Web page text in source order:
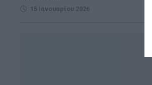
15 Ιανουαρίου 2026